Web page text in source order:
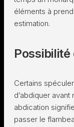
éléments à
estimation.
Possibilité
Certains
d’abdiquer
abdication
passer le